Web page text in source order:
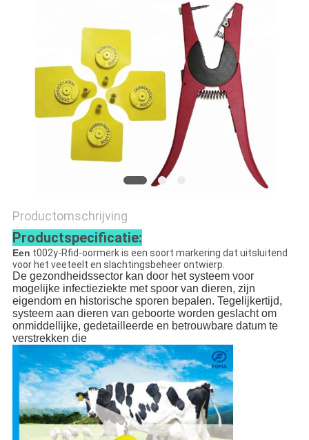
Productomschrijving
Productspecificatie:
Een t002y-Rfid-oormerk is een soort markering dat uitsluitend
voor het veeteelt en slachtingsbeheer ontwierp.
De gezondheidssector kan door het systeem voor
mogelijke infectieziekte met spoor van dieren, zijn
eigendom en historische sporen bepalen. Tegelijkertijd,
systeem aan dieren van geboorte worden geslacht om
onmiddellijke, gedetailleerde en betrouwbare datum te
verstrekken die